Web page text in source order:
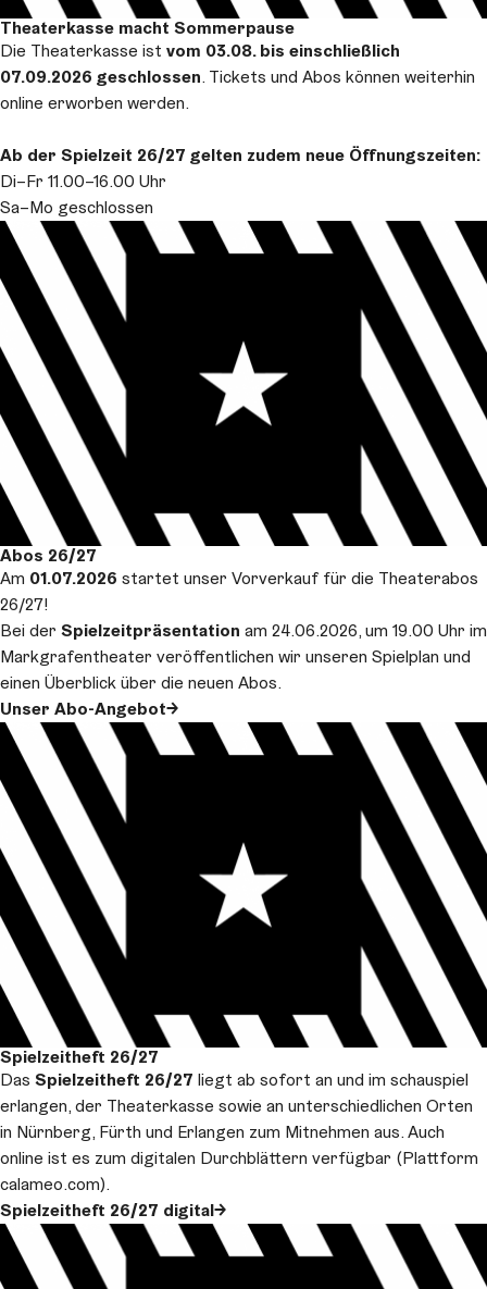
Theaterkasse macht Sommerpause
Die Theaterkasse ist vom 03.08. bis einschließlich
07.09.2026 geschlossen. Tickets und Abos können weiterhin
online erworben werden.
Ab der Spielzeit 26/27 gelten zudem neue Öffnungszeiten:
Di–Fr 11.00–16.00 Uhr
Sa–Mo geschlossen
Abos 26/27
Am 01.07.2026 startet unser Vorverkauf für die Theaterabos
26/27!
Bei der Spielzeitpräsentation am 24.06.2026, um 19.00 Uhr im
Markgrafentheater veröffentlichen wir unseren Spielplan und
einen Überblick über die neuen Abos.
Unser Abo-Angebot
Spielzeitheft 26/27
Das Spielzeitheft 26/27 liegt ab sofort an und im schauspiel
erlangen, der Theaterkasse sowie an unterschiedlichen Orten
in Nürnberg, Fürth und Erlangen zum Mitnehmen aus. Auch
online ist es zum digitalen Durchblättern verfügbar (Plattform
calameo.com).
Spielzeitheft 26/27 digital